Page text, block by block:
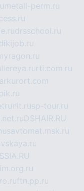
metall-perm.ru
drsschool.ru
myragon.ru
rti.com.ru
sp-tour.ru
DSHAIR.RU
rim.org.ru
ftn.pp.ru